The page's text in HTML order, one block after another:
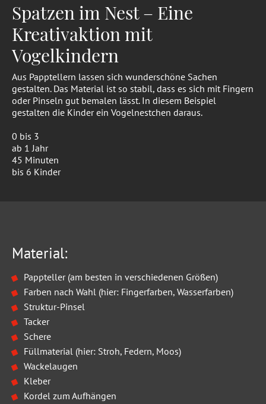
Spatzen im Nest – Eine
Kreativaktion mit
Vogelkindern
Aus Papptellern lassen sich wunderschöne Sachen
gestalten. Das Material ist so stabil, dass es sich mit Fingern
oder Pinseln gut bemalen lässt. In diesem Beispiel
gestalten die Kinder ein Vogelnestchen daraus.
0 bis 3
ab 1 Jahr
45 Minuten
bis 6 Kinder
Material:
Pappteller (am besten in verschiedenen Größen)
Farben nach Wahl (hier: Fingerfarben, Wasserfarben)
Struktur-Pinsel
Tacker
Schere
Füllmaterial (hier: Stroh, Federn, Moos)
Wackelaugen
Kleber
Kordel zum Aufhängen